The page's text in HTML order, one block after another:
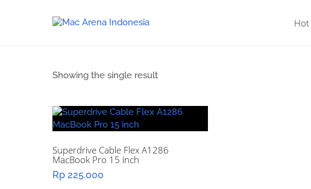
Hot
Showing the single result
Superdrive Cable Flex A1286
MacBook Pro 15 inch
Rp 225.000